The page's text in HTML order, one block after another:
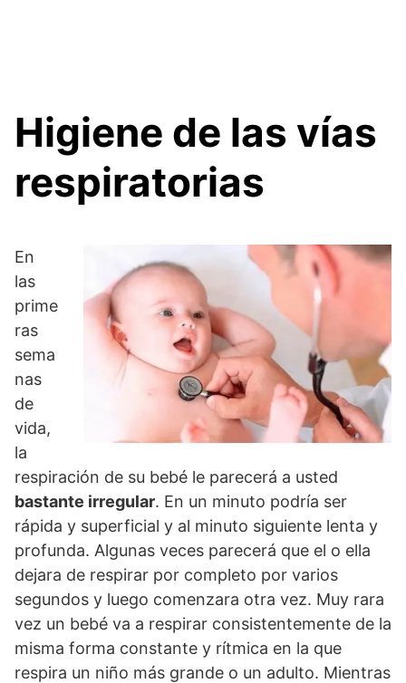
Higiene de las vías
respiratorias
En
las
prime
ras
sema
nas
de
vida,
la
respiración de su bebé le parecerá a usted
bastante irregular. En un minuto podría ser
rápida y superficial y al minuto siguiente lenta y
profunda. Algunas veces parecerá que el o ella
dejara de respirar por completo por varios
segundos y luego comenzara otra vez. Muy rara
vez un bebé va a respirar consistentemente de la
misma forma constante y rítmica en la que
respira un niño más grande o un adulto. Mientras